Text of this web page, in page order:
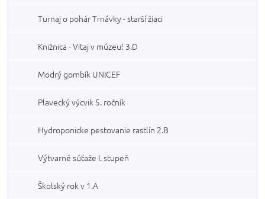
Turnaj o pohár Trnávky - starší žiaci
Knižnica - Vitaj v múzeu! 3.D
Modrý gombík UNICEF
Plavecký výcvik 5. ročník
Hydroponicke pestovanie rastlín 2.B
Výtvarné súťaže I. stupeň
Školský rok v 1.A